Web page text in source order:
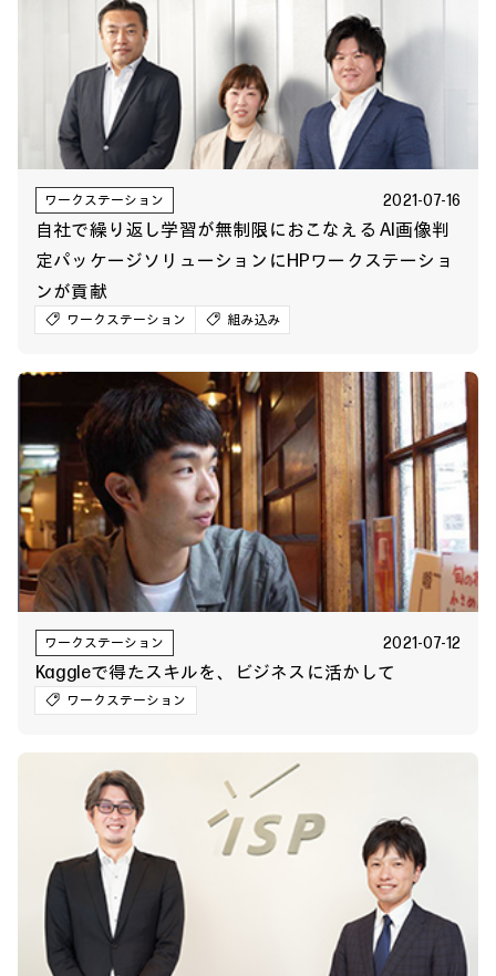
ワークステーション 2021-07-16
自社で繰り返し学習が無制限におこなえる AI画像判
定パッケージソリューションにHPワークステーショ
ンが貢献
ワークステーション 組み込み
ワークステーション 2021-07-12
Kaggleで得たスキルを、ビジネスに活かして
ワークステーション